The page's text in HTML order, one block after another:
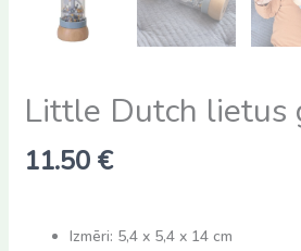
Little Dutch lietus
11.50 €
Izmēri: 5,4 x 5,4 x 14 cm